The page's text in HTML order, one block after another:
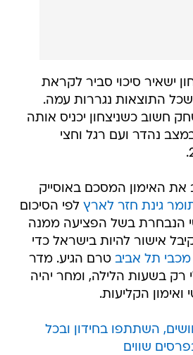
ישאיר סיכוי סביר לקראת
התוצאות נגררות עמה.
חשוב כשניצחון יכניס אותה
נהדר ועם רגל וחצי
האימון המסכם באוסייק
גינת חזר לארץ לפי הסיכום
הנבחרת בשל הפציעה ממנה
אישור להיות בישראל כדי
מכבי תל אביב טרם הגיע. מדר
רק בשעות הלילה, ומחר יהיה
הקליעות.
השתתפו בחידון ובכל
שווים